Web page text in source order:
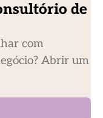
de
com
Abrir um